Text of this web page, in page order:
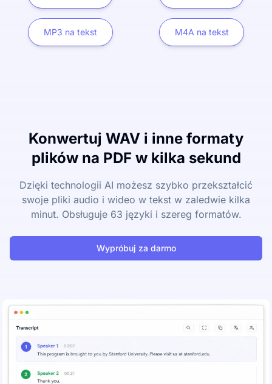
MP3 na tekst M4A na tekst
Konwertuj WAV i inne formaty
plików na PDF w kilka sekund
Dzięki technologii AI możesz szybko przekształcić
swoje pliki audio i wideo w tekst w zaledwie kilka
minut. Obsługuje 63 języki i szereg formatów.
Wypróbuj za darmo